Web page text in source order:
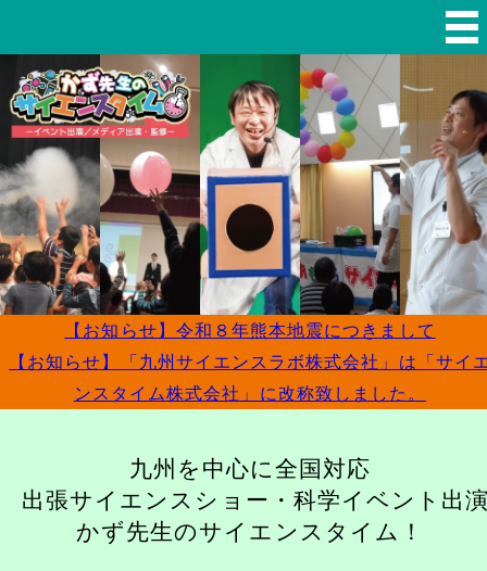
全国対応の出張サイエンスショー・
【お知らせ】令和８年熊本地震につきまして
【お知らせ】「九州サイエンスラボ株式会社」は「サイ
ンスタイム株式会社」に改称致しました。
九州を中心に全国対応
出張サイエンスショー・科学イベント出
かず先生のサイエンスタイム！